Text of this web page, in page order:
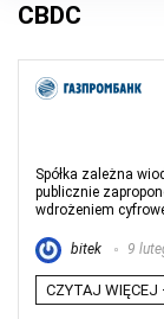
CBDC
Spółka zależna
publicznie
wdrożeniem
bitek 9
CZYTAJ WIĘCEJ